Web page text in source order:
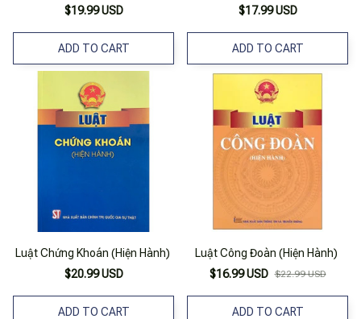
$19.99 USD
ADD TO CART
$17.99 USD
ADD TO CART
Luật Chứng Khoán (Hiện Hành)
$20.99 USD
ADD TO CART
Luật Công Đoàn (Hiện Hành)
$16.99 USD $22.99 USD
ADD TO CART